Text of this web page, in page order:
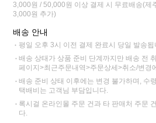
3,000원 / 50,000원 이상 결제 시 무료배송(제
3,000원 추가)
배송 안내
평일 오후 3시 이전 결제 완료시 당일 발송됩
배송 상태가 상품 준비 단계까지만 배송 전
페이지>최근주문내역>주문상세>취소/변경
배송 준비 상태 이후에는 변경 불가하며, 수
택배비는 고객님 부담입니다.
록시걸 온라인몰 주문 건과 타 판매처 주문
다.